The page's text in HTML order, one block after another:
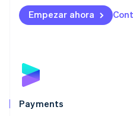
Empezar ahora
Payments
English
Luxemburgo
Malta
English
EspañolEnglish